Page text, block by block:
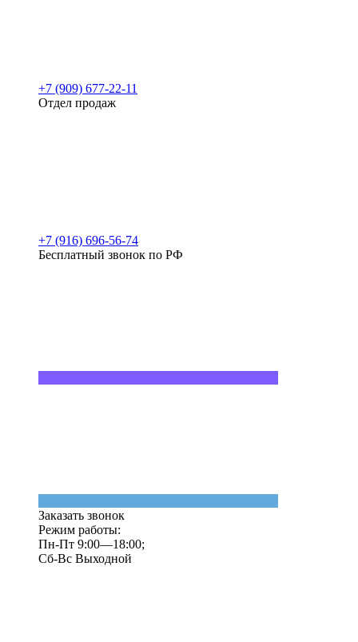
+7 (909) 677-22-11
Отдел продаж
+7 (916) 696-56-74
Бесплатный звонок по РФ
Заказать звонок
Режим работы:
Пн-Пт 9:00—18:00;
Сб-Вс Выходной